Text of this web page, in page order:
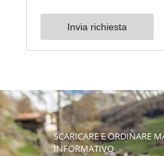
SCARICARE E ORDINARE
INFORMATIVO